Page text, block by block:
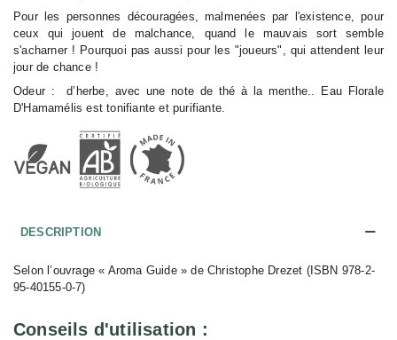
Pour les personnes découragées, malmenées par l'existence, pour
ceux qui jouent de malchance, quand le mauvais sort semble
s'acharner ! Pourquoi pas aussi pour les "joueurs", qui attendent leur
jour de chance !
Odeur : d’herbe, avec une note de thé à la menthe.. Eau Florale
D'Hamamélis est tonifiante et purifiante.
DESCRIPTION
Selon l’ouvrage « Aroma Guide » de Christophe Drezet (ISBN 978-2-
95-40155-0-7)
Conseils d'utilisation :